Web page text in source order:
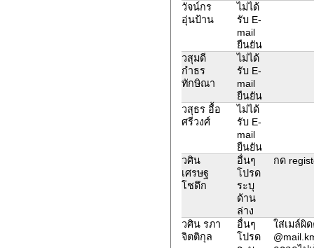
วัจน์กร
อุ่นป้าน
ไม่ได้
รับ E-
mail
ยืนยัน
วสุมดี
กำธร
ทักษิณา
ไม่ได้
รับ E-
mail
ยืนยัน
วสุธร อื้อ
ศรีวงศ์
ไม่ได้
รับ E-
mail
ยืนยัน
วศิน
เศรษฐ
โชดึก
อื่นๆ
โปรด
ระบุ
ด้าน
ล่าง
กด
วศิน รภา
จิตติกุล
อื่นๆ
โปรด
ใส่เมล์ผิ